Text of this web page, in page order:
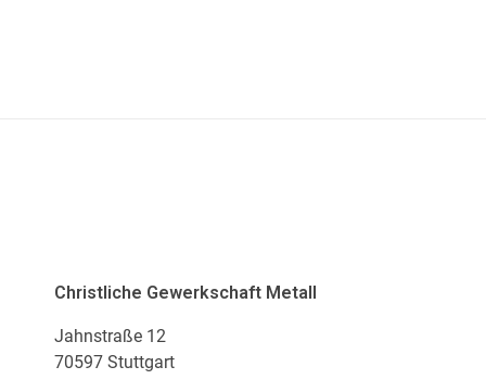
Christliche Gewerkschaft Metall
Jahnstraße 12
70597 Stuttgart